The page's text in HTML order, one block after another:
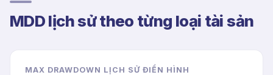
MDD lịch sử theo từng loại tài sản
MAX DRAWDOWN LỊCH SỬ ĐIỂN HÌNH